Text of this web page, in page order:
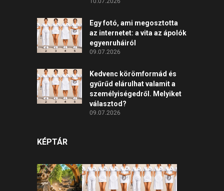
Egy fotó, ami megosztotta
az internetet: a vita az ápolók
egyenruháiról
09.07.2026
Kedvenc körömformád és
gyűrűd elárulhat valamit a
személyiségedről. Melyiket
választod?
09.07.2026
KÉPTÁR